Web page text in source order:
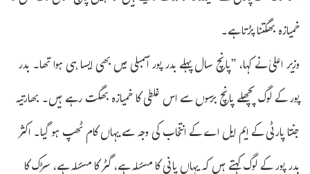
خمیازہ بھگتنا پڑتا ہے۔
وزیر اعلیٰ نے کہا، ”پانچ سال پہلے بدر پور اسمبلی میں بھی ایسا ہی ہوا تھا۔ بدر
پور کے لوگ پچھلے پانچ برسوں سے اس غلطی کا خمیازہ بھگت رہے ہیں۔ بھارتیہ
جنتا پارٹی کے ایم ایل اے کے انتخاب کی وجہ سے یہاں کام ٹھپ ہو گیا۔ اکثر